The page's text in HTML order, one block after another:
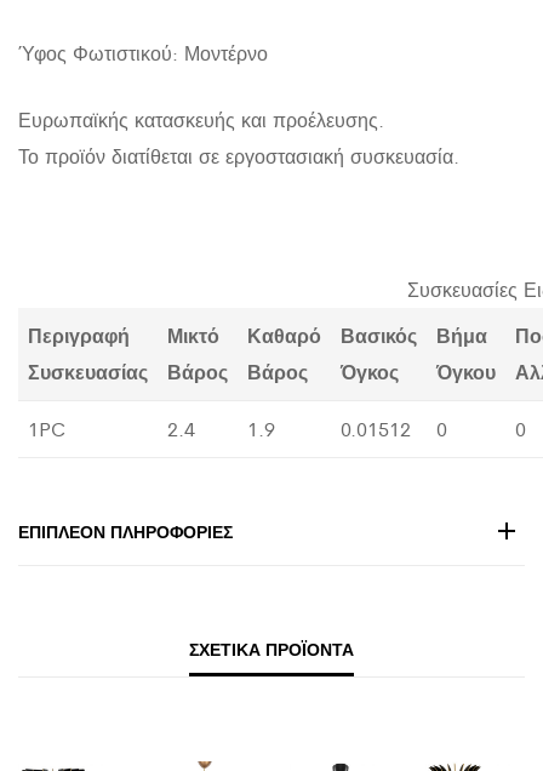
Ύφος Φωτιστικού: Μοντέρνο
Ευρωπαϊκής κατασκευής και προέλευσης.
Το προϊόν διατίθεται σε εργοστασιακή συσκευασία.
Συσκευασίες
Περιγραφή
Συσκευασίας
Μικτό
Βάρος
Καθαρό
Βάρος
Βασικός
Όγκος
Βήμα
Όγκου
1PC 2.4 1.9 0.01512 0 0
ΕΠΙΠΛΈΟΝ ΠΛΗΡΟΦΟΡΊΕΣ
ΣΧΕΤΙΚΆ ΠΡΟΪΌΝΤΑ